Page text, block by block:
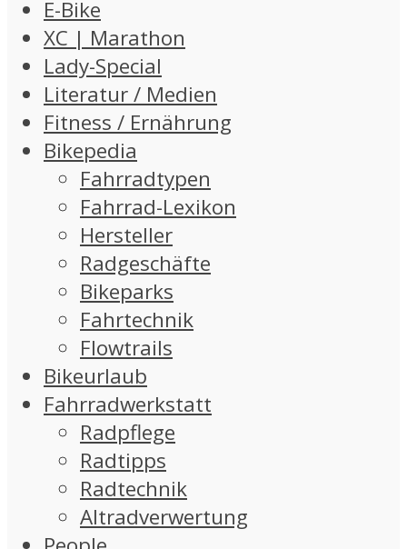
E-Bike
XC | Marathon
Lady-Special
Literatur / Medien
Fitness / Ernährung
Bikepedia
Fahrradtypen
Fahrrad-Lexikon
Hersteller
Radgeschäfte
Bikeparks
Fahrtechnik
Flowtrails
Bikeurlaub
Fahrradwerkstatt
Radpflege
Radtipps
Radtechnik
Altradverwertung